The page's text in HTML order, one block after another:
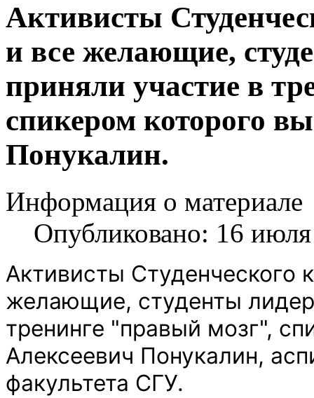
Шаблоны Joomla 3 здесь: http://www.joomla3x.ru/joomla3-
Активисты
и все желающие,
приняли участие в
спикером которого
Понукалин.
Информация о материале
Опубликовано: 16
Активисты Студенческого
желающие, студенты
тренинге "правый мозг",
Алексеевич Понукалин,
факультета СГУ.